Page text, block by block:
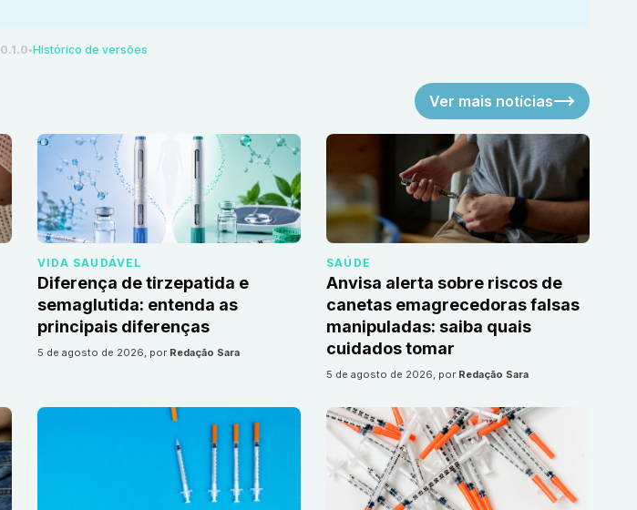
0.1.0 ●Histórico de versões
Ver mais notícias
VIDA SAUDÁVEL
Diferença de tirzepatida e
semaglutida: entenda as
principais diferenças
5 de agosto de 2026, por Redação Sara
SAÚDE
Anvisa alerta sobre riscos de
canetas emagrecedoras falsas
manipuladas: saiba quais
cuidados tomar
5 de agosto de 2026, por Redação Sara